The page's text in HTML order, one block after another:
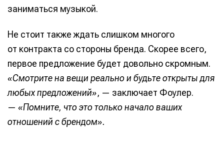
заниматься музыкой.
Не стоит также ждать слишком многого
от контракта со стороны бренда. Скорее всего,
первое предложение будет довольно скромным.
«Смотрите на вещи реально и будьте открыты для
любых предложений», — заключает Фоулер.
— «Помните, что это только начало ваших
отношений с брендом».